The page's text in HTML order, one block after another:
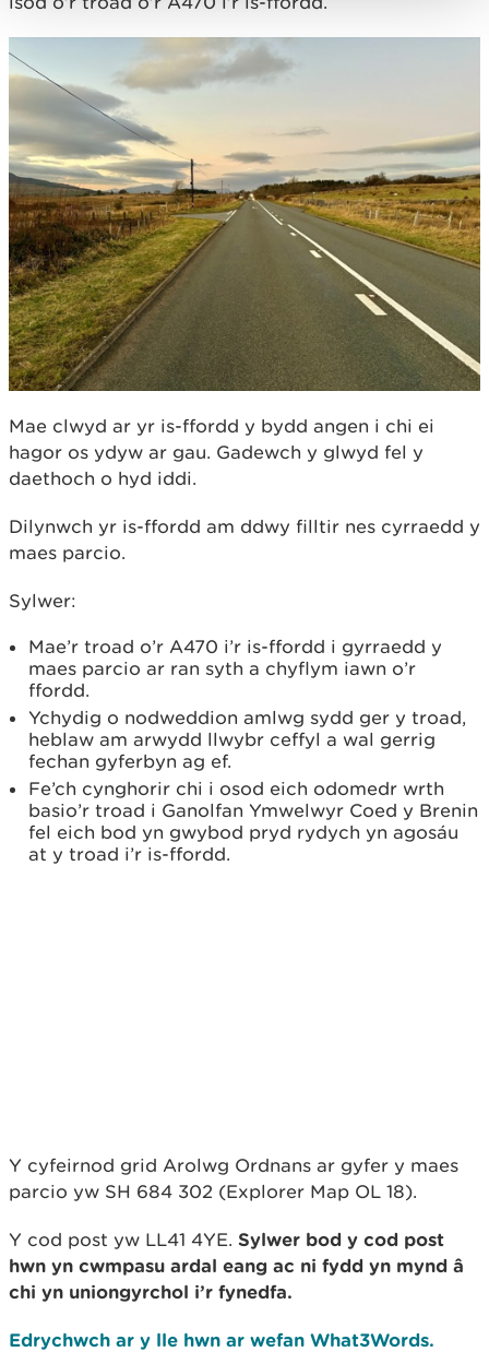
Mae clwyd ar yr is-ffordd y bydd angen i chi ei
hagor os ydyw ar gau. Gadewch y glwyd fel y
daethoch o hyd iddi.
Dilynwch yr is-ffordd am ddwy filltir nes cyrraedd y
maes parcio.
Sylwer:
Mae’r troad o’r A470 i’r is-ffordd i gyrraedd y
maes parcio ar ran syth a chyflym iawn o’r
ffordd.
Ychydig o nodweddion amlwg sydd ger y troad,
heblaw am arwydd llwybr ceffyl a wal gerrig
fechan gyferbyn ag ef.
Fe’ch cynghorir chi i osod eich odomedr wrth
basio’r troad i Ganolfan Ymwelwyr Coed y Brenin
fel eich bod yn gwybod pryd rydych yn agosáu
at y troad i’r is-ffordd.
Y cyfeirnod grid Arolwg Ordnans ar gyfer y maes
parcio yw SH 684 302 (Explorer Map OL 18).
Y cod post yw LL41 4YE. Sylwer bod y cod post
hwn yn cwmpasu ardal eang ac ni fydd yn mynd â
chi yn uniongyrchol i’r fynedfa.
Edrychwch ar y lle hwn ar wefan What3Words.